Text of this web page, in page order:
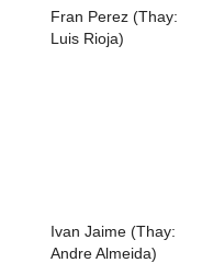
Fran Perez (Thay:
Luis Rioja)
Ivan Jaime (Thay:
Andre Almeida)